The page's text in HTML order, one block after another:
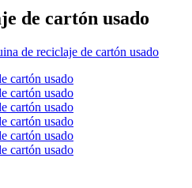
de cartón usado